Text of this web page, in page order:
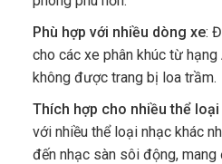
Phù hợp với nhiều dòng xe:
cho các xe phân khúc từ
không được trang bị loa trầm.
Thích hợp cho nhiều thể
với nhiều thể loại nhạc khác
đến nhạc sàn sôi động,